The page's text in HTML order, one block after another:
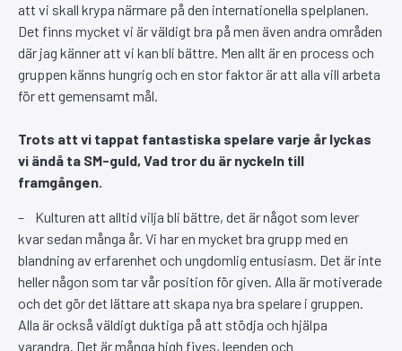
att vi skall krypa närmare på den internationella spelplanen.
Det finns mycket vi är väldigt bra på men även andra områden
där jag känner att vi kan bli bättre. Men allt är en process och
gruppen känns hungrig och en stor faktor är att alla vill arbeta
för ett gemensamt mål.
Trots att vi tappat fantastiska spelare varje år lyckas
vi ändå ta SM-guld, Vad tror du är nyckeln till
framgången.
– Kulturen att alltid vilja bli bättre, det är något som lever
kvar sedan många år. Vi har en mycket bra grupp med en
blandning av erfarenhet och ungdomlig entusiasm. Det är inte
heller någon som tar vår position för given. Alla är motiverade
och det gör det lättare att skapa nya bra spelare i gruppen.
Alla är också väldigt duktiga på att stödja och hjälpa
varandra. Det är många high fives, leenden och